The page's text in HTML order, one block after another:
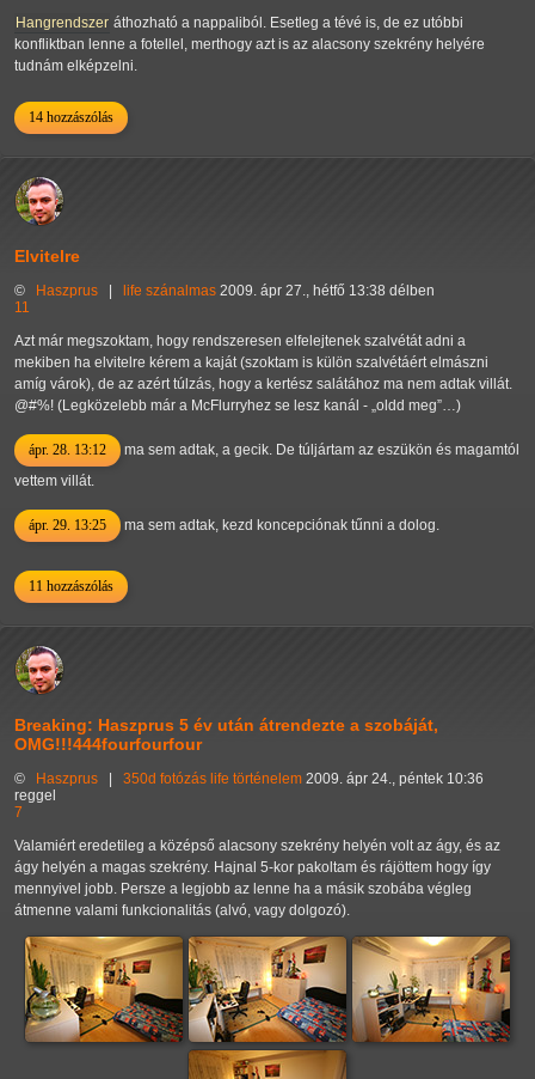
Hangrendszer áthozható a nappaliból. Esetleg a tévé is, de ez utóbbi
konfliktban lenne a fotellel, merthogy azt is az alacsony szekrény helyére
tudnám elképzelni.
14 hozzászólás
Elvitelre
© Haszprus life szánalmas 2009. ápr 27., hétfő 13:38 délben
11
Azt már megszoktam, hogy rendszeresen elfelejtenek szalvétát adni a
mekiben ha elvitelre kérem a kaját (szoktam is külön szalvétáért elmászni
amíg várok), de az azért túlzás, hogy a kertész salátához ma nem adtak villát.
@#%! (Legközelebb már a McFlurryhez se lesz kanál - oldd meg …)
ápr. 28. 13:12
ma sem adtak, a gecik. De túljártam az eszükön és magamtól
vettem villát.
ápr. 29. 13:25 ma sem adtak, kezd koncepciónak tűnni a dolog.
11 hozzászólás
Breaking: Haszprus 5 év után átrendezte a szobáját,
OMG!!!444fourfourfour
© Haszprus 350d fotózás life történelem 2009. ápr 24., péntek 10:36
reggel
7
Valamiért eredetileg a középső alacsony szekrény helyén volt az ágy, és az
ágy helyén a magas szekrény. Hajnal 5-kor pakoltam és rájöttem hogy így
mennyivel jobb. Persze a legjobb az lenne ha a másik szobába végleg
átmenne valami funkcionalitás (alvó, vagy dolgozó).